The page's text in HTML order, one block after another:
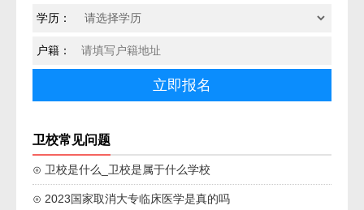
学历：
户籍：
卫校常见问题
⊙ 卫校是什么_卫校是属于什么学校
⊙ 2023国家取消大专临床医学是真的吗